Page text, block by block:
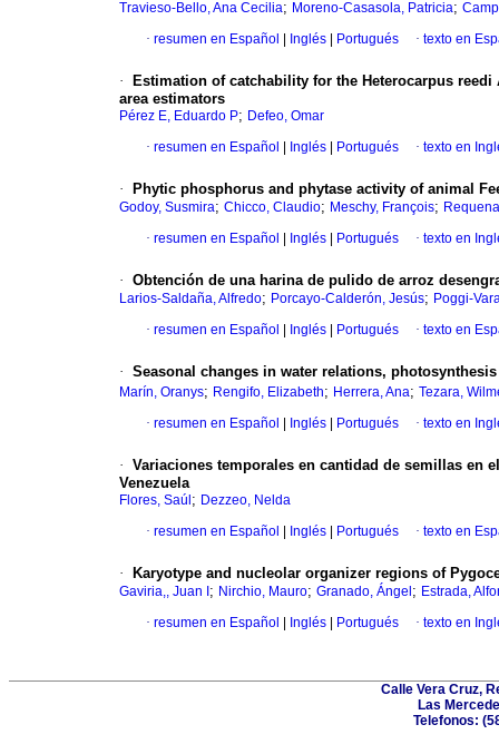
Travieso-Bello, Ana Cecilia; Moreno-Casasola, Patricia;
· resumen en Español Inglés Portugués · texto en
·
Estimation of catchability for the Heterocarpus
area estimators
Pérez E, Eduardo P; Defeo, Omar
· resumen en Español Inglés Portugués · texto en
· Phytic phosphorus and phytase activity of animal
Godoy, Susmira; Chicco, Claudio; Meschy, François;
· resumen en Español Inglés Portugués · texto en
· Obtención de una harina de pulido de arroz
Larios-Saldaña, Alfredo; Porcayo-Calderón, Jesús; Poggi-
· resumen en Español Inglés Portugués · texto en
· Seasonal changes in water relations,
Marín, Oranys; Rengifo, Elizabeth; Herrera, Ana; Tezara,
· resumen en Español Inglés Portugués · texto en
· Variaciones temporales en cantidad de semillas en
Venezuela
Flores, Saúl ; Dezzeo, Nelda
· resumen en Español Inglés Portugués · texto en
· Karyotype and nucleolar organizer regions of
Gaviria,, Juan I ; Nirchio, Mauro; Granado, Ángel ; Estrada,
· resumen en Español Inglés Portugués · texto en
Calle Vera Cruz,
Las
Telefonos: